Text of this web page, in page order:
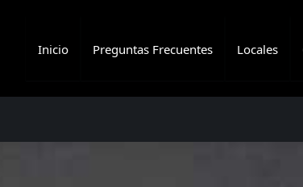
Inicio Preguntas Frecuentes Locales